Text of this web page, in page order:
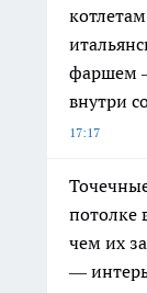
фаршем
внутри
17:17
потолке
чем их
—